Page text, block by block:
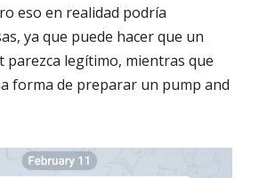
eso en realidad podría
ya que puede hacer que un
parezca legítimo, mientras que
forma de preparar un pump and